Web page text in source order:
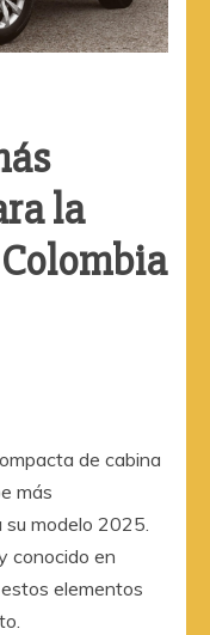
la
de cabina
más
modelo 2025.
conocido en
elementos